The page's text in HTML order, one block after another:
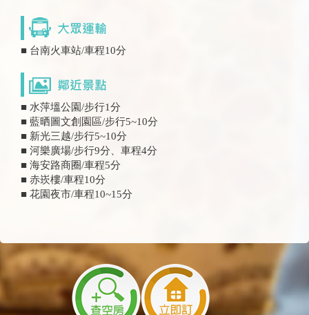
■ 台南火車站/車程10分
■ 水萍塭公園/步行1分
■ 藍晒圖文創園區/步行5~10分
■ 新光三越/步行5~10分
■ 河樂廣場/步行9分、車程4分
■ 海安路商圈/車程5分
■ 赤崁樓/車程10分
■ 花園夜市/車程10~15分